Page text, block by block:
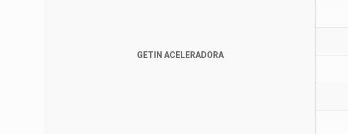
GETIN ACELERADORA